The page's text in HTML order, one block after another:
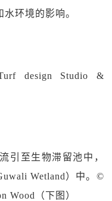
环境的影响。
design Studio &
引至生物滞留池中，
Wetland）中。©
Wood（下图）